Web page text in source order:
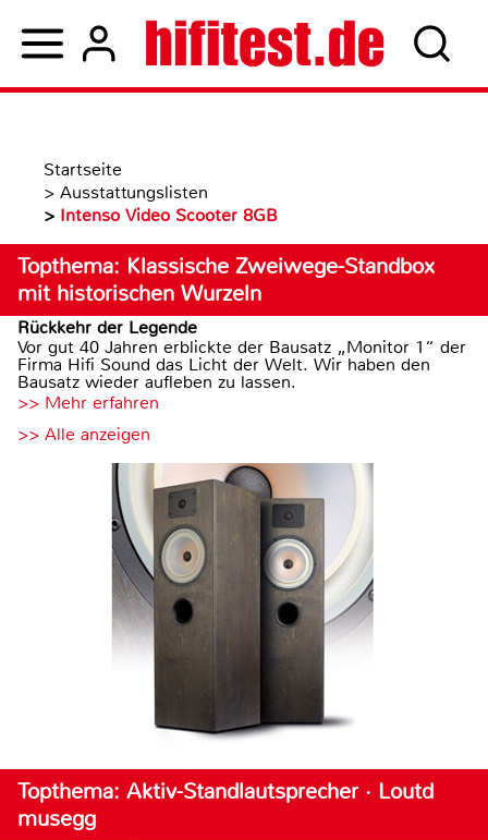
Startseite
> Ausstattungslisten
> Intenso Video Scooter 8GB
Topthema: Klassische Zweiwege-Standbox
mit historischen Wurzeln
Rückkehr der Legende
Vor gut 40 Jahren erblickte der Bausatz „Monitor 1“ der
Firma Hifi Sound das Licht der Welt. Wir haben den
Bausatz wieder aufleben zu lassen.
>> Mehr erfahren
>> Alle anzeigen
Topthema: Aktiv-Standlautsprecher · Loutd
musegg